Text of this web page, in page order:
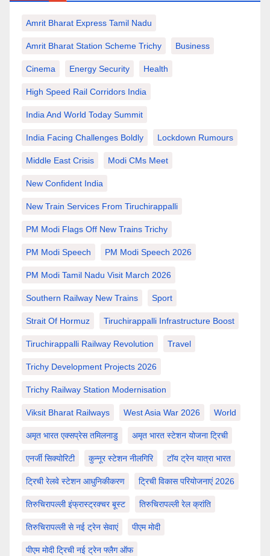
Amrit Bharat Express Tamil Nadu
Amrit Bharat Station Scheme Trichy Business
Cinema Energy Security Health
High Speed Rail Corridors India
India And World Today Summit
India Facing Challenges Boldly Lockdown Rumours
Middle East Crisis Modi CMs Meet
New Confident India
New Train Services From Tiruchirappalli
PM Modi Flags Off New Trains Trichy
PM Modi Speech PM Modi Speech 2026
PM Modi Tamil Nadu Visit March 2026
Southern Railway New Trains Sport
Strait Of Hormuz Tiruchirappalli Infrastructure Boost
Tiruchirappalli Railway Revolution Travel
Trichy Development Projects 2026
Trichy Railway Station Modernisation
Viksit Bharat Railways West Asia War 2026 World
अमृत भारत एक्सप्रेस तमिलनाडु अमृत भारत स्टेशन योजना ट्रिची
एनर्जी सिक्योरिटी कुन्नूर स्टेशन नीलगिरि टॉय ट्रेन यात्रा भारत
ट्रिची रेलवे स्टेशन आधुनिकीकरण ट्रिची विकास परियोजनाएं 2026
तिरुचिरापल्ली इंफ्रास्ट्रक्चर बूस्ट तिरुचिरापल्ली रेल क्रांति
तिरुचिरापल्ली से नई ट्रेन सेवाएं पीएम मोदी
पीएम मोदी ट्रिची नई ट्रेन फ्लैग ऑफ